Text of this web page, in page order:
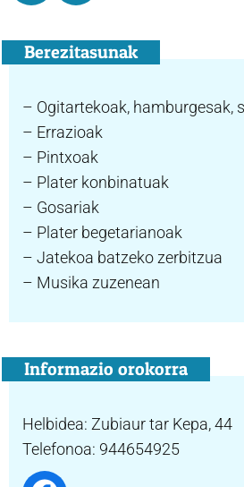
Berezitasunak
– Ogitartekoak, hamburgesak,
– Errazioak
– Pintxoak
– Plater konbinatuak
– Gosariak
– Plater begetarianoak
– Jatekoa batzeko zerbitzua
– Musika zuzenean
Informazio orokorra
Helbidea: Zubiaur tar Kepa, 44
Telefonoa: 944654925